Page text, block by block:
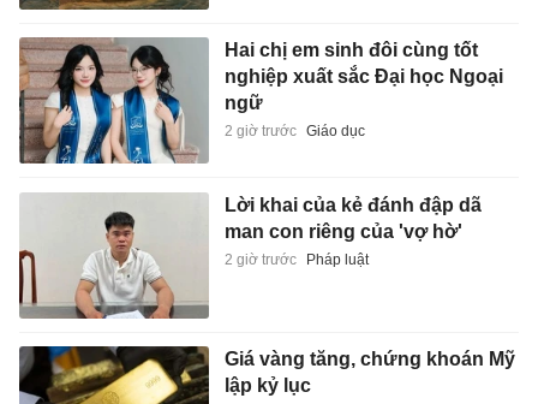
Hai chị em sinh đôi cùng tốt
nghiệp xuất sắc Đại học Ngoại
ngữ
2 giờ trước Giáo dục
Lời khai của kẻ đánh đập dã
man con riêng của 'vợ hờ'
2 giờ trước Pháp luật
Giá vàng tăng, chứng khoán Mỹ
lập kỷ lục